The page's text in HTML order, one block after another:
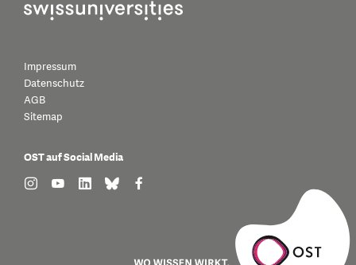
Impressum
Datenschutz
AGB
Sitemap
OST auf Social Media
find us on: instagram
find us on: youtube
find us on: linkedin
find us on: bluesky
find us on: facebook